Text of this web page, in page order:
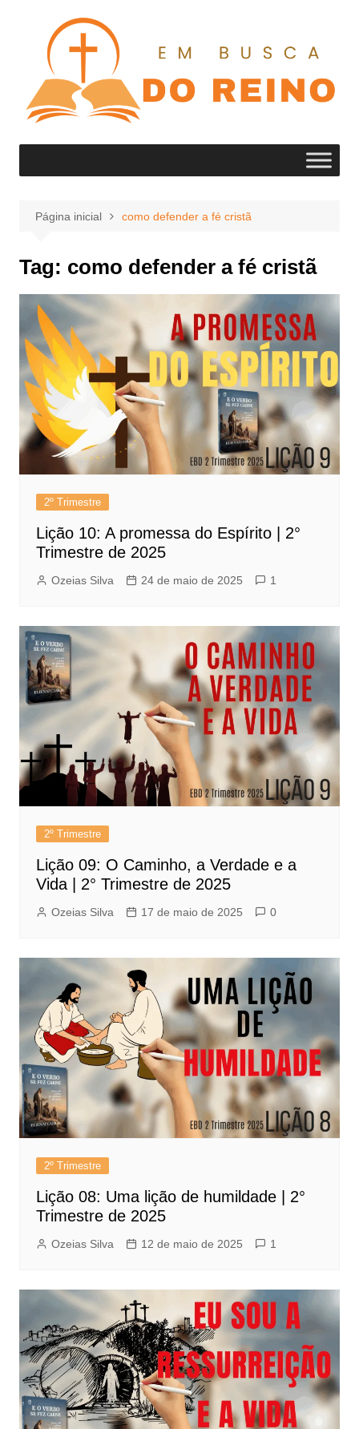
conteúdo
Página inicial como defender a fé cristã
Tag: como defender a fé cristã
2º Trimestre
Lição 10: A promessa do Espírito | 2°
Trimestre de 2025
Ozeias Silva 24 de maio de 2025 1
2º Trimestre
Lição 09: O Caminho, a Verdade e a
Vida | 2° Trimestre de 2025
Ozeias Silva 17 de maio de 2025 0
2º Trimestre
Lição 08: Uma lição de humildade | 2°
Trimestre de 2025
Ozeias Silva 12 de maio de 2025 1